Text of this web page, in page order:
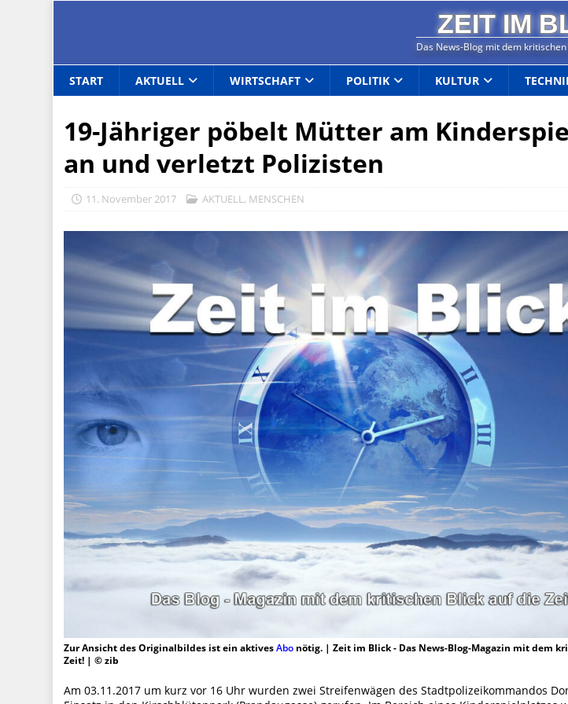
ZEIT IM
Das News-Blog mit dem
START AKTUELL WIRTSCHAFT POLITIK KULTUR
19-Jähriger pöbelt Mütter am
an und verletzt Polizisten
11. November 2017 AKTUELL, MENSCHEN
Zur Ansicht des Originalbildes ist ein aktivesAbo nötig. | Zeit im Blick - Das News-Blog-Magazin mit dem
Zeit! | © zib
Am 03.11.2017 um kurz vor 16 Uhr wurden zwei Streifenwägen des Stadtpolizeikommandos